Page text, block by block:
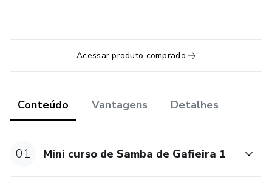
Acessar produto comprado
Conteúdo Vantagens Detalhes
01 Mini curso de Samba de Gafieira 1